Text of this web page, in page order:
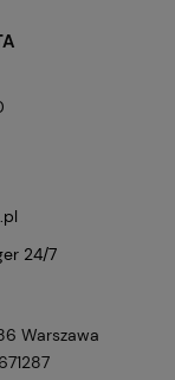
24/7
Warszawa